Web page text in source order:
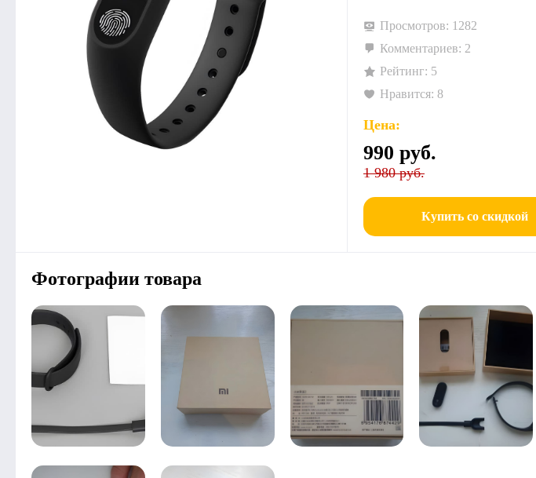
Просмотров: 1282
Комментариев: 2
Рейтинг: 5
Нравится: 8
Цена:
990 руб.
1 980 руб.
Купить со скидкой
Фотографии товара